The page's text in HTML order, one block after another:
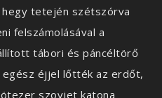
tetején szétszórva
felszámolásával a
tábori és páncéltörő
egész éjjel lőtték az erdőt,
szovjet katona